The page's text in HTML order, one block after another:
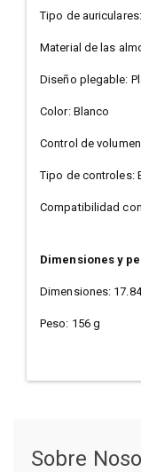
Tipo de
Material de las
Diseño plegable:
Color: Blanco
Control de
Tipo de controles:
Compatibilidad
Dimensiones y
Dimensiones:
Peso: 156 g
Sobre